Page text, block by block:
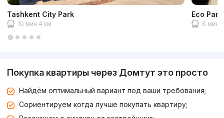
Tashkent City Park
10 мин 4 км
Eco Park
6 мин
Покупка квартиры через Домтут это просто
Найдём оптимальный вариант под ваши требования;
Сориентируем когда лучше покупать квартиру;